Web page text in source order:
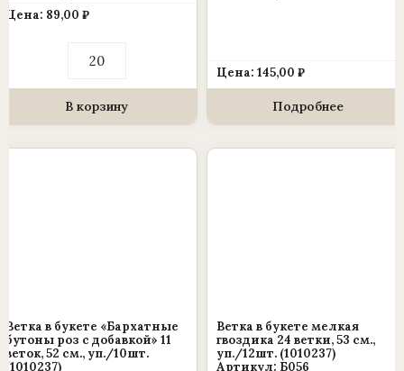
Цена: 89,00 ₽
товара
в
букете
веток,
В корзину
Цена: 145,00 ₽
Подробнее
Ветка в букете «Бархатные
бутоны роз с добавкой» 11
веток, 52 см., уп./10шт.
(1010237)
Ветка в букете мелкая
гвоздика 24 ветки, 53 см.,
уп./12шт. (1010237)
Артикул: Б056